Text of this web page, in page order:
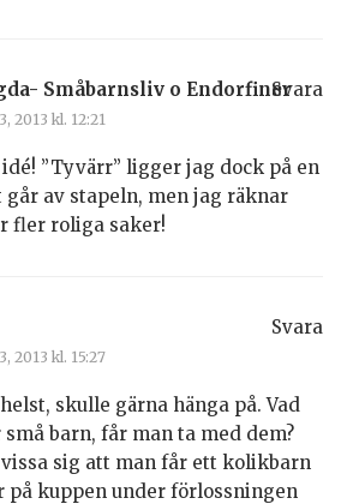
Småbarnsliv o Endorfiner
2013 kl. 12:21
”Tyvärr” ligger jag dock på en
av stapeln, men jag räknar
fler roliga saker!
Svara
2013 kl. 15:27
skulle gärna hänga på. Vad
barn, får man ta med dem?
sig att man får ett kolikbarn
på kuppen under förlossningen
Svara